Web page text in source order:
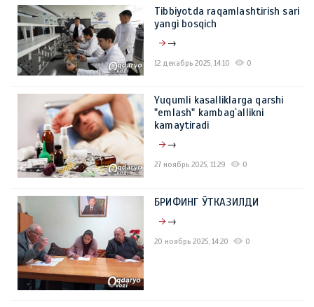
Tibbiyotda raqamlashtirish sari
yangi bosqich
→
12 декабрь 2025, 14:10 0
Yuqumli kasalliklarga qarshi
"emlash" kambag`allikni
kamaytiradi
→
27 ноябрь 2025, 11:29 0
БРИФИНГ ЎТКАЗИЛДИ
→
20 ноябрь 2025, 14:20 0